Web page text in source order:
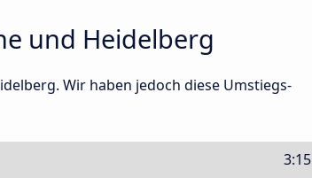
und Heidelberg
Wir haben jedoch diese Umstiegs-
3:15